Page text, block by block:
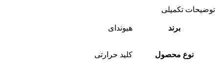
توضیحات تکمیلی
برند هیوندای
نوع محصول کلید حرارتی